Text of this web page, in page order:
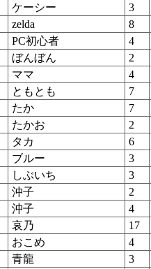
ケーシー 3
zelda 8
PC初心者 4
ぼんぼん 2
ママ 4
ともとも 7
たか 7
たかお 2
タカ 6
ブルー 3
しぶいち 3
沖子 2
沖子 4
哀乃 17
おこめ 4
青龍 3